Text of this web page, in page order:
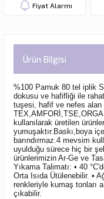
Fiyat Alarmı
Ürün Bilgisi
%100 Pamuk 80 tel iplik
dokusu ve hafifliği ile
tuşesi, hafif ve nefes alan
kullanılarak üretilen
yumuşaktır.Baskı,boya
barındırmaz.4 mevsim
uyulduğu sürece hiç bir
ürünlerimizin Ar-Ge ve
Yıkama Talimatı: • 40
Orta Isıda Ütülenebilir. •
renkleriyle kumaş tonları
çıkabilir.